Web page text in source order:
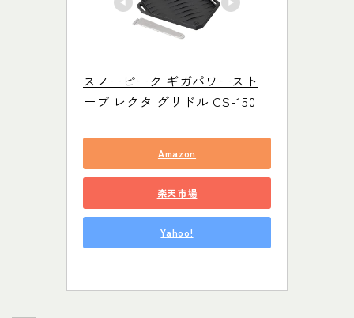
スノーピーク ギガパワースト
ーブ レクタ グリドル CS-150
Amazon
楽天市場
Yahoo!